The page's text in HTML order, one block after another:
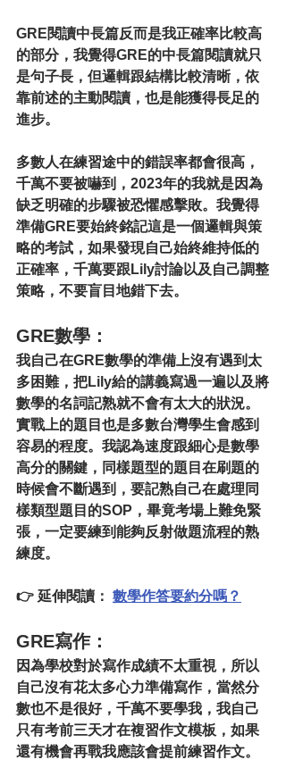
GRE閱讀中長篇反而是我正確率比較高
的部分，我覺得GRE的中長篇閱讀就只
是句子長，但邏輯跟結構比較清晰，依
靠前述的主動閱讀，也是能獲得長足的
進步。
多數人在練習途中的錯誤率都會很高，
千萬不要被嚇到，2023年的我就是因為
缺乏明確的步驟被恐懼感擊敗。我覺得
準備GRE要始終銘記這是一個邏輯與策
略的考試，如果發現自己始終維持低的
正確率，千萬要跟Lily討論以及自己調整
策略，不要盲目地錯下去。
GRE數學：
我自己在GRE數學的準備上沒有遇到太
多困難，把Lily給的講義寫過一遍以及將
數學的名詞記熟就不會有太大的狀況。
實戰上的題目也是多數台灣學生會感到
容易的程度。我認為速度跟細心是數學
高分的關鍵，同樣題型的題目在刷題的
時候會不斷遇到，要記熟自己在處理同
樣類型題目的SOP，畢竟考場上難免緊
張，一定要練到能夠反射做題流程的熟
練度。
👉 延伸閱讀： 數學作答要約分嗎？
GRE寫作：
因為學校對於寫作成績不太重視，所以
自己沒有花太多心力準備寫作，當然分
數也不是很好，千萬不要學我，我自己
只有考前三天才在複習作文模板，如果
還有機會再戰我應該會提前練習作文。